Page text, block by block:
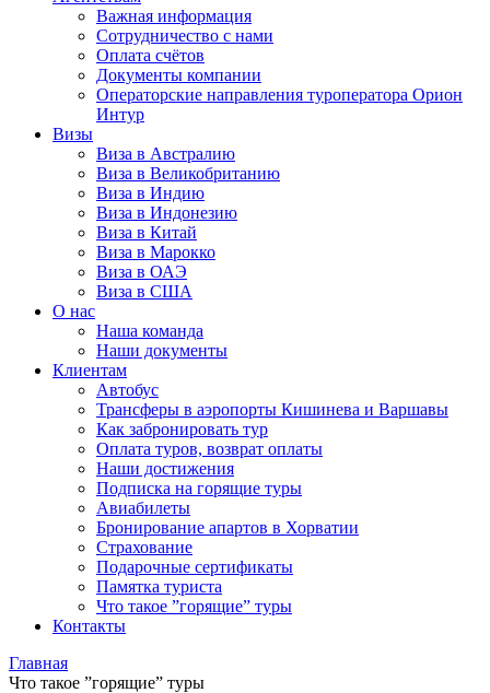
Важная информация
Сотрудничество с нами
Оплата счётов
Документы компании
Операторские направления туроператора Орион
Интур
Визы
Виза в Австралию
Виза в Великобританию
Виза в Индию
Виза в Индонезию
Виза в Китай
Виза в Марокко
Виза в ОАЭ
Виза в США
О нас
Наша команда
Наши документы
Клиентам
Автобус
Трансферы в аэропорты Кишинева и Варшавы
Как забронировать тур
Оплата туров, возврат оплаты
Наши достижения
Подписка на горящие туры
Авиабилеты
Бронирование апартов в Хорватии
Страхование
Подарочные сертификаты
Памятка туриста
Что такое ”горящие” туры
Контакты
Главная
Что такое ”горящие” туры